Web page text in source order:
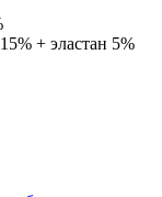
+ эластан 5%